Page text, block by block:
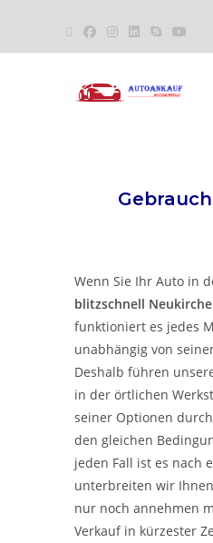
Wenn Sie Ihr Auto in
blitzschnell
funktioniert es jedes
unabhängig von
Deshalb führen
in der örtlichen
seiner Optionen
den gleichen
jeden Fall ist es nach
unterbreiten wir
nur noch annehmen
Verkauf in kürzester